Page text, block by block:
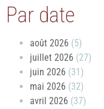
Par date
août 2026 (5)
juillet 2026 (27)
juin 2026 (31)
mai 2026 (32)
avril 2026 (37)